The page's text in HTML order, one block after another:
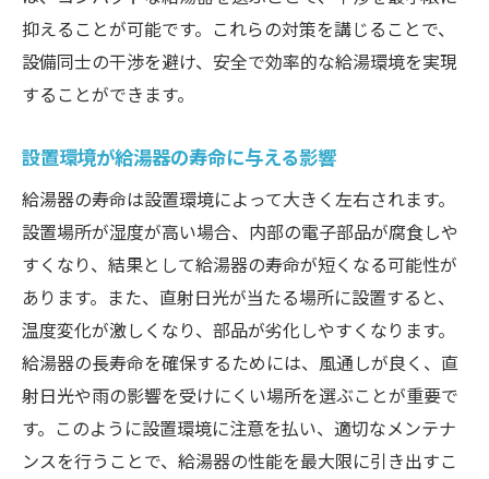
抑えることが可能です。これらの対策を講じることで、
設備同士の干渉を避け、安全で効率的な給湯環境を実現
することができます。
設置環境が給湯器の寿命に与える影響
給湯器の寿命は設置環境によって大きく左右されます。
設置場所が湿度が高い場合、内部の電子部品が腐食しや
すくなり、結果として給湯器の寿命が短くなる可能性が
あります。また、直射日光が当たる場所に設置すると、
温度変化が激しくなり、部品が劣化しやすくなります。
給湯器の長寿命を確保するためには、風通しが良く、直
射日光や雨の影響を受けにくい場所を選ぶことが重要で
す。このように設置環境に注意を払い、適切なメンテナ
ンスを行うことで、給湯器の性能を最大限に引き出すこ